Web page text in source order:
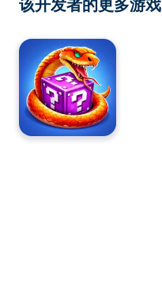
该开发者的更多游戏